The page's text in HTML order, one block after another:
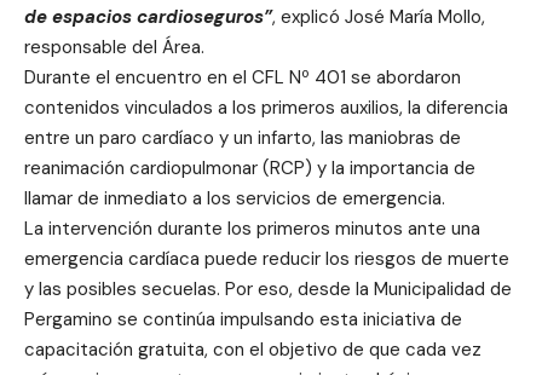
de espacios cardioseguros”, explicó José María Mollo,
responsable del Área.
Durante el encuentro en el CFL Nº 401 se abordaron
contenidos vinculados a los primeros auxilios, la diferencia
entre un paro cardíaco y un infarto, las maniobras de
reanimación cardiopulmonar (RCP) y la importancia de
llamar de inmediato a los servicios de emergencia.
La intervención durante los primeros minutos ante una
emergencia cardíaca puede reducir los riesgos de muerte
y las posibles secuelas. Por eso, desde la Municipalidad de
Pergamino se continúa impulsando esta iniciativa de
capacitación gratuita, con el objetivo de que cada vez